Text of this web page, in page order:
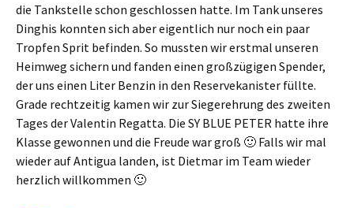
die Tankstelle schon geschlossen hatte. Im Tank unseres
Dinghis konnten sich aber eigentlich nur noch ein paar
Tropfen Sprit befinden. So mussten wir erstmal unseren
Heimweg sichern und fanden einen großzügigen Spender,
der uns einen Liter Benzin in den Reservekanister füllte.
Grade rechtzeitig kamen wir zur Siegerehrung des zweiten
Tages der Valentin Regatta. Die SY BLUE PETER hatte ihre
Klasse gewonnen und die Freude war groß 🙂 Falls wir mal
wieder auf Antigua landen, ist Dietmar im Team wieder
herzlich willkommen 🙂